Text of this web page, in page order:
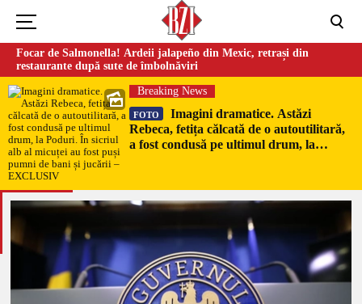
Focar de Salmonella! Ardeii jalapeño din Mexic, retrași din
restaurante după sute de îmbolnăviri
Breaking News
FOTO
Imagini dramatice. Astăzi
Rebeca, fetița călcată de o autoutilitară,
a fost condusă pe ultimul drum, la
EXCLUSIV